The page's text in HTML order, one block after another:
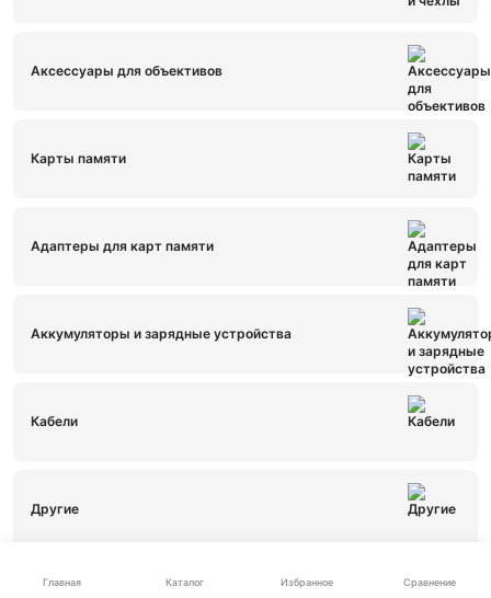
Главная Каталог Избранное Сравнение
Аксессуары для объективов
Карты памяти
Адаптеры для карт памяти
Аккумуляторы и зарядные устройства
Кабели
Другие